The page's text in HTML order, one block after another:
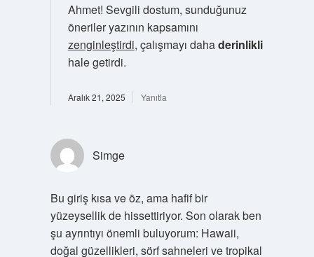
Ahmet! Sevgili dostum, sunduğunuz
öneriler yazının kapsamını
zenginleştirdi, çalışmayı dahaderinlikli
hale getirdi.
Aralık 21, 2025 Yanıtla
Simge
Bu giriş kısa ve öz, ama hafif bir
yüzeysellik de hissettiriyor. Son olarak ben
şu ayrıntıyı önemli buluyorum: Hawaii,
doğal güzellikleri, sörf sahneleri ve tropikal